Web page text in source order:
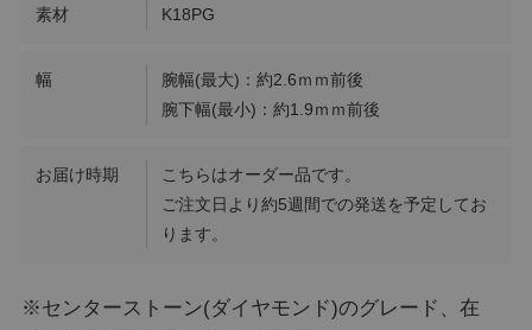
素材 K18PG
幅
腕幅(最大)：約2.6ｍｍ前後
腕下幅(最小)：約1.9ｍｍ前後
お届け時期
こちらはオーダー品です。
ご注文日より約5週間での発送を予定してお
ります。
※センターストーン(ダイヤモンド)のグレード、在